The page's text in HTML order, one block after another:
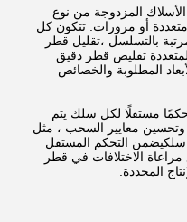
المزدوجة من نوع
أو مرورات. تتكون كل
بالتسلسل ،تقليل قطر
تقليص قطر دقيق
المطلوبة والخصائص
مستقلًا لكل سلك يتم
معايير السحب ، مثل
التحكم المستقل
الاختلافات في قطر
المحددة.